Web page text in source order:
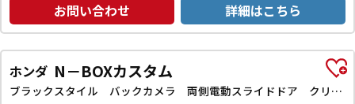
お問い合わせ 詳細はこちら
ホンダ N－BOXカスタム
ブラックスタイル バックカメラ 両側電動スライドドア クリアランスソナー オートクルーズコントロール レーンアシスト 衝突被害軽減システム オートライト LEDヘッドランプ スマートキー アイドリングストップ